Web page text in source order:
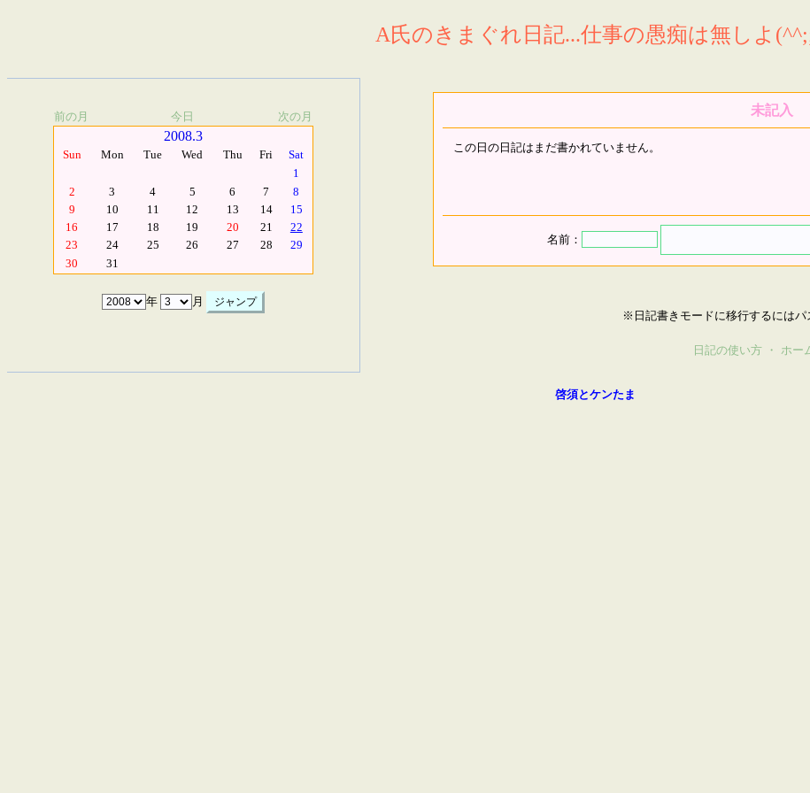
A氏のきまぐれ日記...仕事の愚痴は無しよ
前の月 今日 次の月
2008.3
Sun Mon Tue Wed Thu Fri
Sat
1
2
3 4 5 6 7
8
9
10 11 12 13 14
15
16
17 18 19 20 21
22
23
24 25 26 27 28
29
30
31
年 月
未記入
この日の日記はまだ書かれていません。
名前：
※日記書きモードに移行するにはパ
日記の使い方 ・ ホー
啓須とケンたま